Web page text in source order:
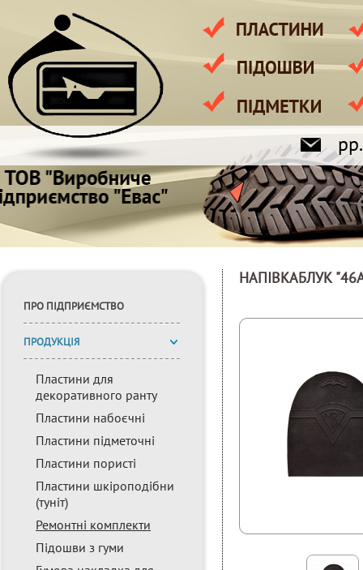
ПРО ПІДПРИЄМСТВО
ПРОДУКЦІЯ
Пластини для
декоративного ранту
Пластини набоєчні
Пластини підметочні
Пластини пористі
Пластини шкіроподібни
(туніт)
Ремонтні комплекти
Підошви з гуми
НАПІВКАБЛУК